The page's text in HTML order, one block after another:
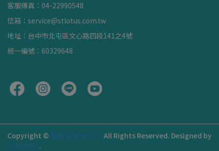
客服傳真：04-22990548
信箱：service@stlotus.com.tw
地址：台中市北屯區文心路四段141之4號
統一編號：60329648
Copyright © 聖蓮生技stlotus All Rights Reserved. Designed by
CYBERBIZ.